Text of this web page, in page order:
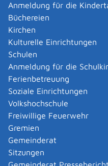
Anmeldung für die
Büchereien
Kirchen
Kulturelle Einrichtungen
Schulen
Anmeldung für die
Ferienbetreuung
Soziale Einrichtungen
Volkshochschule
Freiwillige Feuerwehr
Gremien
Gemeinderat
Sitzungen
Burnout Lotse, Easy Zert,
Burnout Lotse, Easy
Kategorie
Mehr …
Hack Hans-Peter
Hack Hans-Peter
Kategorie Gesundheit
Mehr …
Rund Monja
Rund Monja